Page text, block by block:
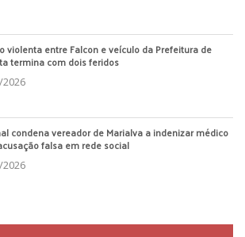
violenta entre Falcon e veículo da Prefeitura de
termina com dois feridos
condena vereador de Marialva a indenizar médico
falsa em rede social